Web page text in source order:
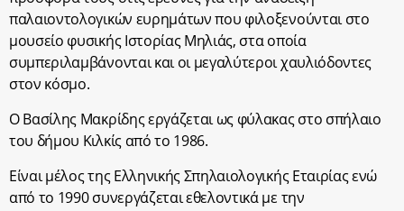
παλαιοντολογικών ευρημάτων που φιλοξενούνται στο
μουσείο φυσικής Ιστορίας Μηλιάς, στα οποία
συμπεριλαμβάνονται και οι μεγαλύτεροι χαυλιόδοντες
στον κόσμο.
Ο Βασίλης Μακρίδης εργάζεται ως φύλακας στο σπήλαιο
του δήμου Κιλκίς από το 1986.
Είναι μέλος της Ελληνικής Σπηλαιολογικής Εταιρίας ενώ
από το 1990 συνεργάζεται εθελοντικά με την